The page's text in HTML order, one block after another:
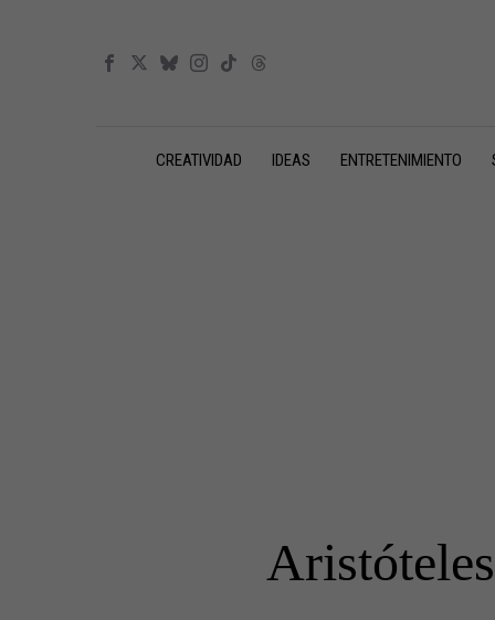
CREATIVIDAD IDEAS ENTRETENIMIENTO